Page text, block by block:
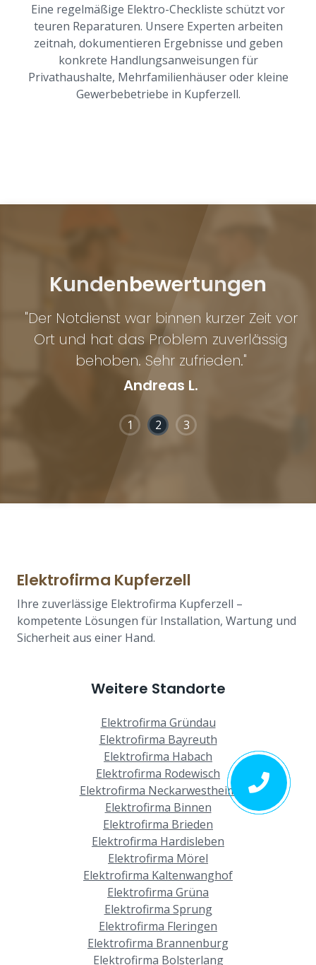
Eine regelmäßige Elektro-Checkliste schützt vor
teuren Reparaturen. Unsere Experten arbeiten
zeitnah, dokumentieren Ergebnisse und geben
konkrete Handlungsanweisungen für
Privathaushalte, Mehrfamilienhäuser oder kleine
Gewerbebetriebe in Kupferzell.
Kundenbewertungen
"Der Notdienst war binnen kurzer Zeit vor
Ort und hat das Problem zuverlässig
behoben. Sehr zufrieden."
Andreas L.
1 2 3
Elektrofirma Kupferzell
Ihre zuverlässige Elektrofirma Kupferzell –
kompetente Lösungen für Installation, Wartung und
Sicherheit aus einer Hand.
Weitere Standorte
Elektrofirma Gründau
Elektrofirma Bayreuth
Elektrofirma Habach
Elektrofirma Rodewisch
Elektrofirma Neckarwestheim
Elektrofirma Binnen
Elektrofirma Brieden
Elektrofirma Hardisleben
Elektrofirma Mörel
Elektrofirma Kaltenwanghof
Elektrofirma Grüna
Elektrofirma Sprung
Elektrofirma Fleringen
Elektrofirma Brannenburg
Elektrofirma Bolsterlang